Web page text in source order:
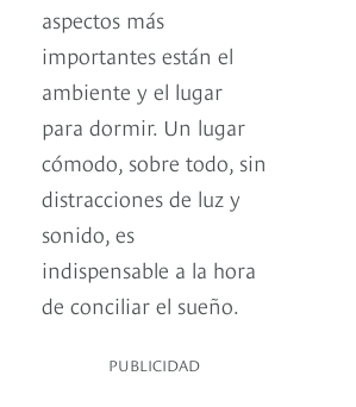
aspectos más
importantes están el
ambiente y el lugar
para dormir. Un lugar
cómodo, sobre todo, sin
distracciones de luz y
sonido, es
indispensable a la hora
de conciliar el sueño.
PUBLICIDAD